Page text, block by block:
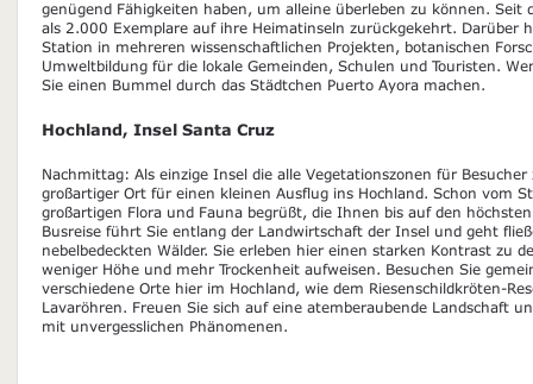
genügend Fähigkeiten haben, um alleine überleben zu können. Seit
als 2.000 Exemplare auf ihre Heimatinseln zurückgekehrt. Darüber
Station in mehreren wissenschaftlichen Projekten, botanischen
Umweltbildung für die lokale Gemeinden, Schulen und Touristen.
Sie einen Bummel durch das Städtchen Puerto Ayora machen.
Hochland, Insel Santa Cruz
Nachmittag: Als einzige Insel die alle Vegetationszonen für
großartiger Ort für einen kleinen Ausflug ins Hochland. Schon vom
großartigen Flora und Fauna begrüßt, die Ihnen bis auf den
Busreise führt Sie entlang der Landwirtschaft der Insel und geht
nebelbedeckten Wälder. Sie erleben hier einen starken Kontrast zu
weniger Höhe und mehr Trockenheit aufweisen. Besuchen Sie
verschiedene Orte hier im Hochland, wie dem Riesenschildkröten-
Lavaröhren. Freuen Sie sich auf eine atemberaubende Landschaft
mit unvergesslichen Phänomenen.